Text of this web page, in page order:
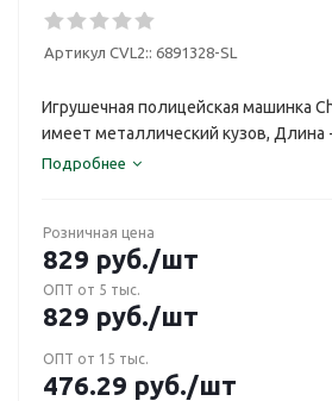
Артикул CVL2:: 6891328-SL
Игрушечная полицейская машинка
имеет металлический кузов, Длина
Подробнее
Розничная цена
829 руб./шт
ОПТ от 5 тыс.
829 руб./шт
ОПТ от 15 тыс.
476.29 руб./шт